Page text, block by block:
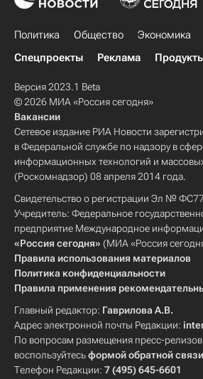
Политика Общество Экономика
Спецпроекты
Реклама
Версия 2023.1 Beta
© 2026 МИА «Россия сегодня»
Вакансии
Сетевое издание РИА Новости
в Федеральной службе по надзору в
информационных технологий и
(Роскомнадзор) 08 апреля 2014 года.
Свидетельство о регистрации Эл №
Учредитель: Федеральное
предприятие Международное
«Россия сегодня» (МИА «Россия
Правила использования материалов
Политика конфиденциальности
Правила применения
Главный редактор: Гаврилова А.В.
Адрес электронной почты Редакции:
По вопросам размещения пресс-
воспользуйтесьформой обратной связи
Телефон Редакции: 7 (495) 645-6601